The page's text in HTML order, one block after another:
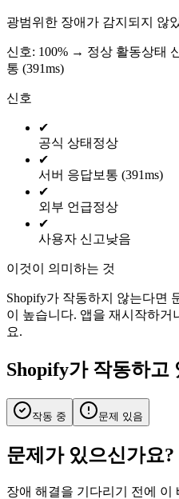
광범위한 장애가 감지되지 않
신호: 100% → 정상 활동상태
통 (391ms)
신호
✔
공식 상태 정상
✔
서버 응답보통 (391ms)
✔
외부 언급정상
✔
사용자 신고낮음
이것이 의미하는 것
Shopify가 작동하지 않는다면
이 높습니다. 앱을 재시작하거
요.
Shopify가 작동하고
작동 중 문제 있음
문제가 있으신가요?
장애 해결을 기다리기 전에 이